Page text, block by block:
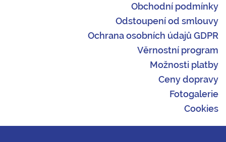
Obchodní podmínky
Odstoupení od smlouvy
Ochrana osobních údajů GDPR
Věrnostní program
Možnosti platby
Ceny dopravy
Fotogalerie
Cookies